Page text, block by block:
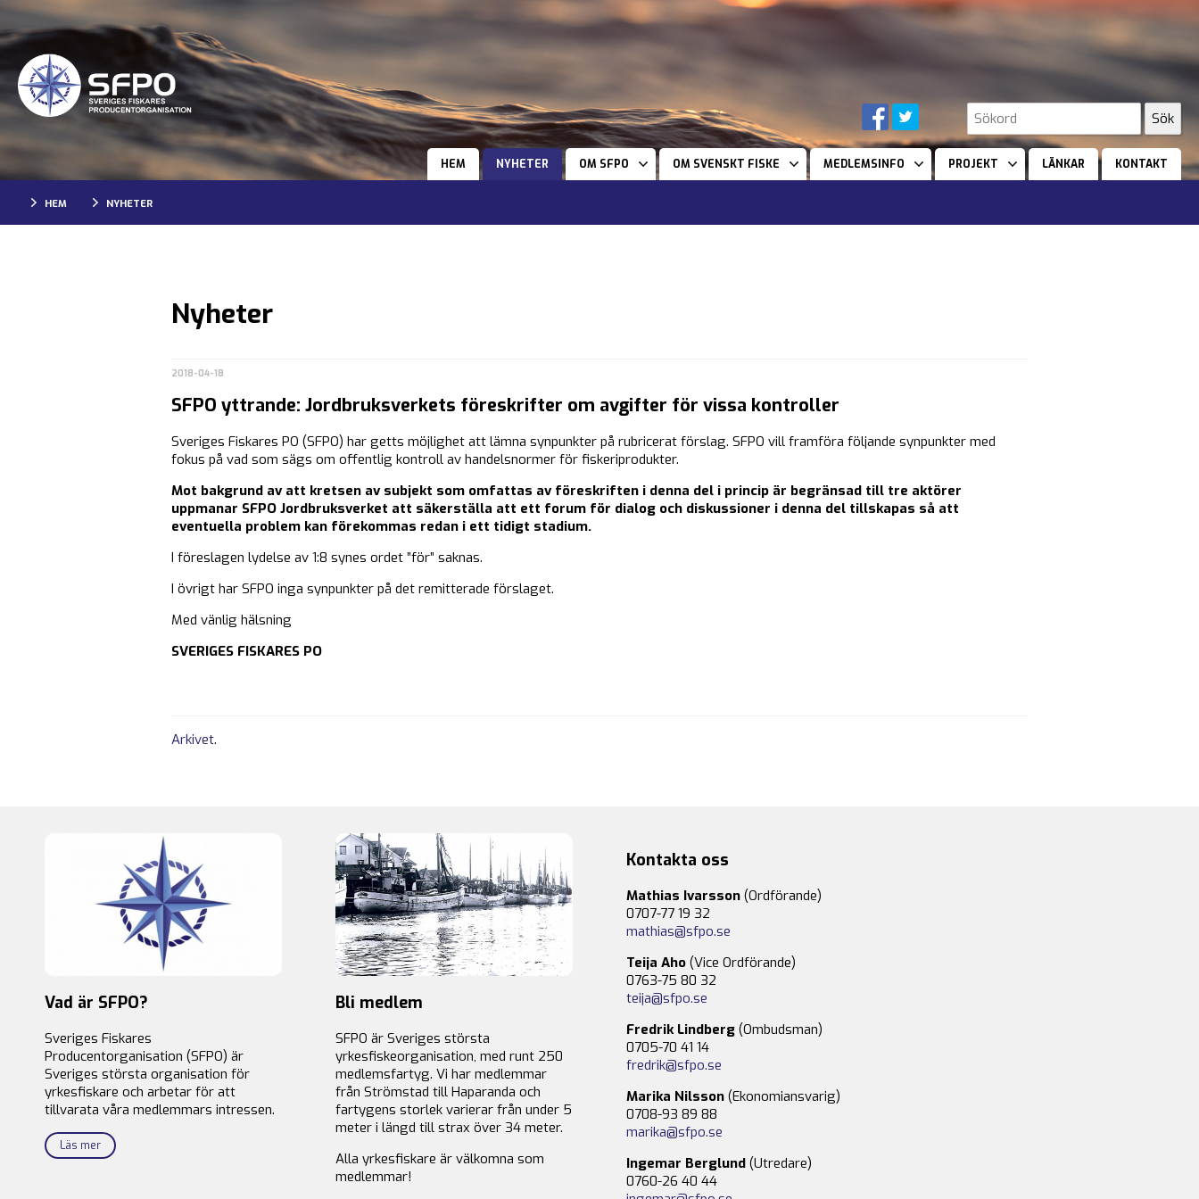
HEM NYHETER OM SFPO OM SVENSKT FISKE MEDLEMSINFO PROJEKT LÄNKAR KONTAKT
HEM NYHETER
Nyheter
2018-04-18
SFPO yttrande: Jordbruksverkets föreskrifter om avgifter för vissa kontroller
Sveriges Fiskares PO (SFPO) har getts möjlighet att lämna synpunkter på rubricerat förslag. SFPO vill framföra följande synpunkter med
fokus på vad som sägs om offentlig kontroll av handelsnormer för fiskeriprodukter.
Mot bakgrund av att kretsen av subjekt som omfattas av föreskriften i denna del i princip är begränsad till tre aktörer
uppmanar SFPO Jordbruksverket att säkerställa att ett forum för dialog och diskussioner i denna del tillskapas så att
eventuella problem kan förekommas redan i ett tidigt stadium.
I föreslagen lydelse av 1:8 synes ordet ”för” saknas.
I övrigt har SFPO inga synpunkter på det remitterade förslaget.
Med vänlig hälsning
SVERIGES FISKARES PO
Arkivet.
Vad är SFPO?
Sveriges Fiskares
Producentorganisation (SFPO) är
Sveriges största organisation för
yrkesfiskare och arbetar för att
tillvarata våra medlemmars intressen.
Läs mer
Bli medlem
SFPO är Sveriges största
yrkesfiskeorganisation, med runt 250
medlemsfartyg. Vi har medlemmar
från Strömstad till Haparanda och
fartygens storlek varierar från under 5
meter i längd till strax över 34 meter.
Alla yrkesfiskare är välkomna som
medlemmar!
Kontakta oss
Mathias Ivarsson (Ordförande)
0707-77 19 32
mathias@sfpo.se
Teija Aho (Vice Ordförande)
0763-75 80 32
teija@sfpo.se
Fredrik Lindberg (Ombudsman)
0705-70 41 14
fredrik@sfpo.se
Marika Nilsson (Ekonomiansvarig)
0708-93 89 88
marika@sfpo.se
Ingemar Berglund (Utredare)
0760-26 40 44